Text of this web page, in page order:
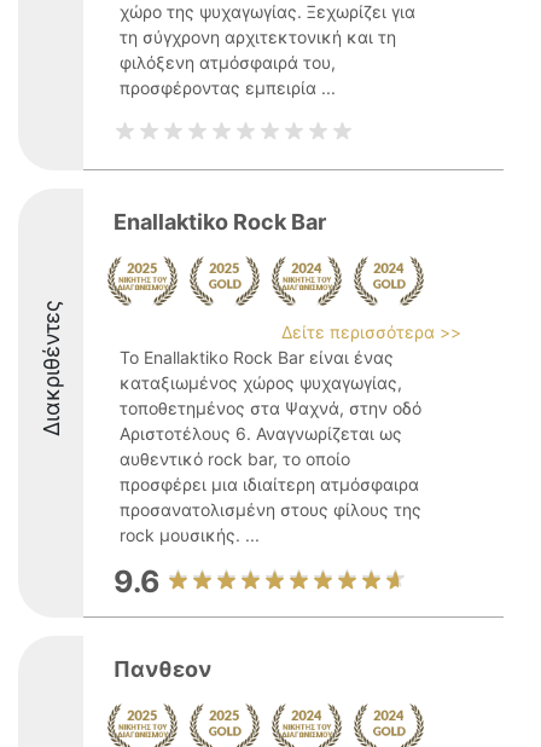
χώρο της ψυχαγωγίας. Ξεχωρίζει για
τη σύγχρονη αρχιτεκτονική και τη
φιλόξενη ατμόσφαιρά του,
προσφέροντας εμπειρία ...
Διακριθέντες
Enallaktiko Rock Bar
Δείτε περισσότερα >>
Το Enallaktiko Rock Bar είναι ένας
καταξιωμένος χώρος ψυχαγωγίας,
τοποθετημένος στα Ψαχνά, στην οδό
Αριστοτέλους 6. Αναγνωρίζεται ως
αυθεντικό rock bar, το οποίο
προσφέρει μια ιδιαίτερη ατμόσφαιρα
προσανατολισμένη στους φίλους της
rock μουσικής. ...
9.6
Πανθεον